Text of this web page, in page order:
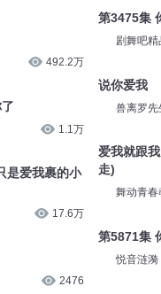
492.2万
1.1万
是爱我裹的小
17.6万
2476
第3475集
剧舞吧精
说你爱我
兽离罗先
爱我就跟
走)
舞动青春
第5871集
悦音涟漪